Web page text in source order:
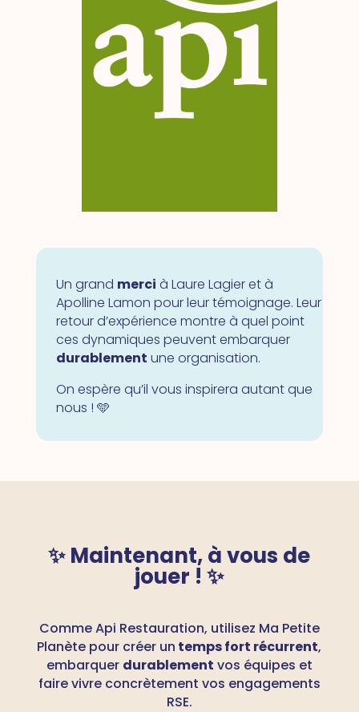
Un grand merci à Laure Lagier et à
Apolline Lamon pour leur témoignage. Leur
retour d’expérience montre à quel point
ces dynamiques peuvent embarquer
durablement une organisation.
On espère qu’il vous inspirera autant que
nous ! 🩵
✨ Maintenant, àvous de
jouer !✨
Comme Api Restauration, utilisez Ma Petite
Planète pour créer un temps fort récurrent,
embarquer durablement vos équipes et
faire vivre concrètement vos engagements
RSE.